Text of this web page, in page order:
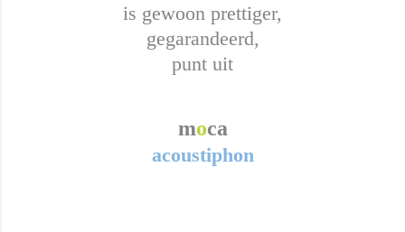
is gewoon prettiger,
gegarandeerd,
punt uit
moca
acoustiphon